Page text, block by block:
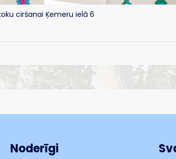
ciršanai Ķemeru ielā 6
Noderīgi